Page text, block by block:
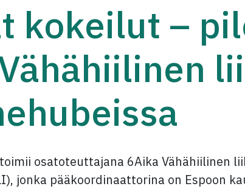
kokeilut –
osatoteuttajana 6Aika Vähähiilinen
jonka pääkoordinaattorina on Espoon